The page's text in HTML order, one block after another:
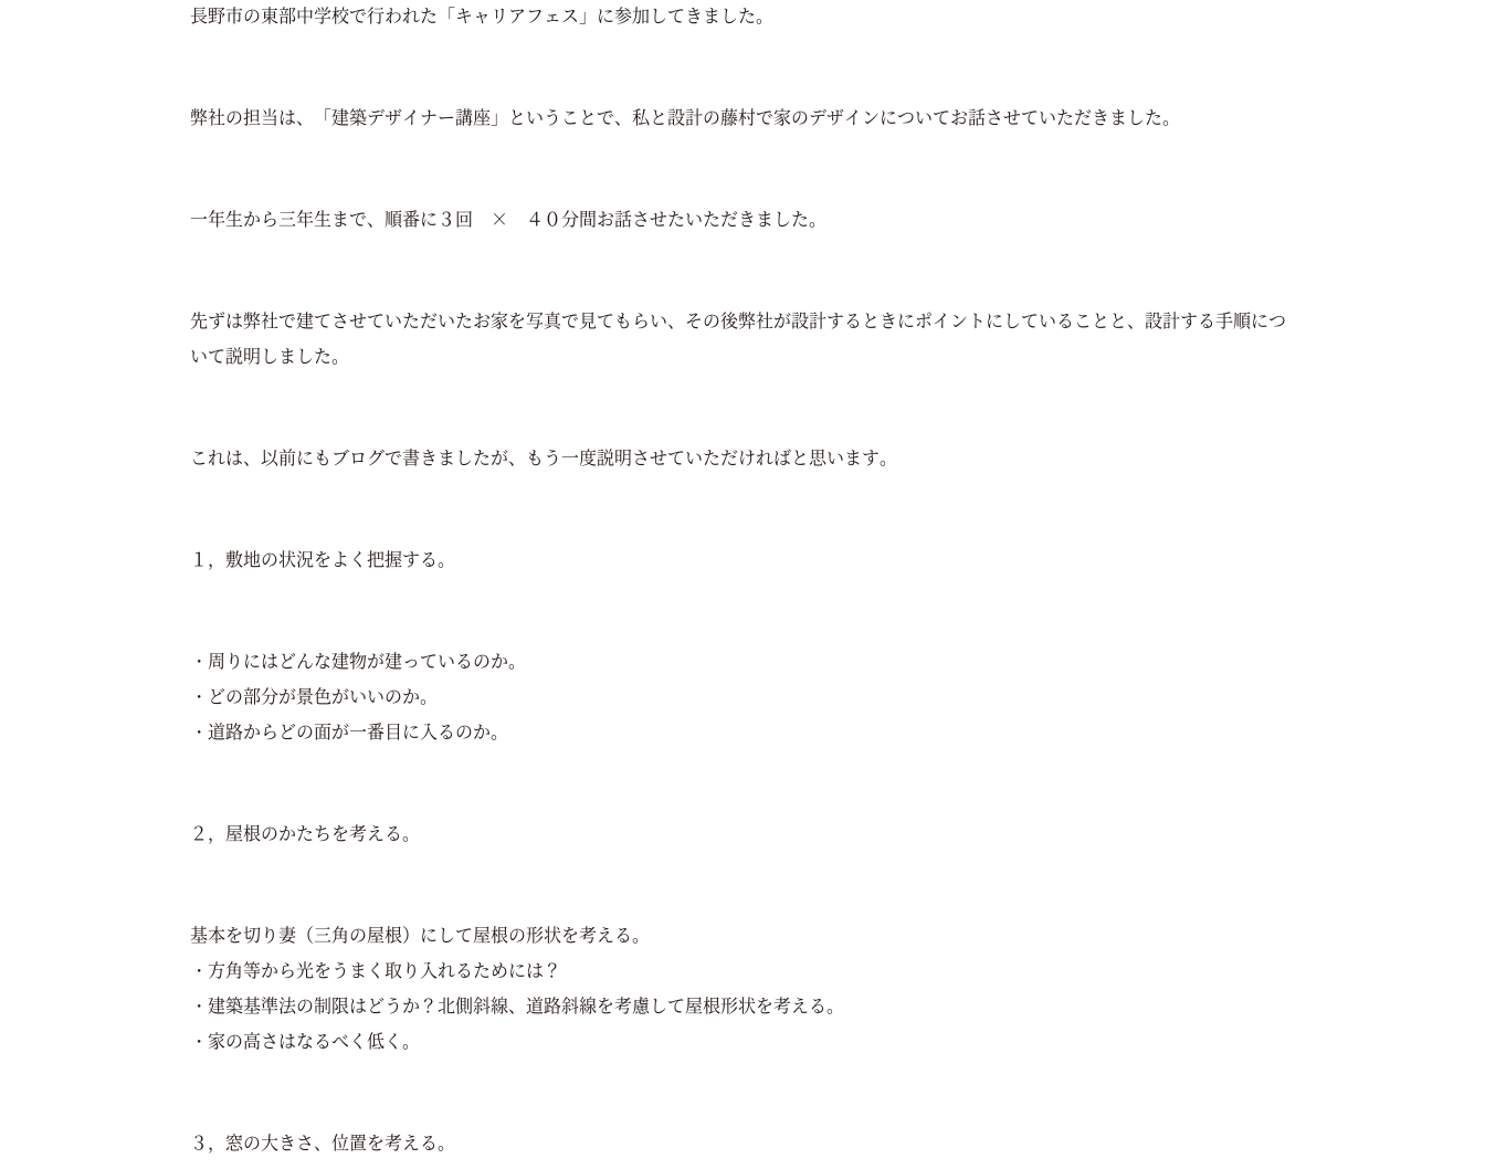
長野市の東部中学校で行われた「キャリアフェス」に参加してきました。
弊社の担当は、「建築デザイナー講座」ということで、私と設計の藤村で家のデザインについてお話させていただきました。
一年生から三年生まで、順番に３回 × ４０分間お話させたいただきました。
先ずは弊社で建てさせていただいたお家を写真で見てもらい、その後弊社が設計するときにポイントにしていることと、設計する手順につ
いて説明しました。
これは、以前にもブログで書きましたが、もう一度説明させていただければと思います。
１，敷地の状況をよく把握する。
・周りにはどんな建物が建っているのか。
・どの部分が景色がいいのか。
・道路からどの面が一番目に入るのか。
２，屋根のかたちを考える。
基本を切り妻（三角の屋根）にして屋根の形状を考える。
・方角等から光をうまく取り入れるためには？
・建築基準法の制限はどうか？北側斜線、道路斜線を考慮して屋根形状を考える。
・家の高さはなるべく低く。
３，窓の大きさ、位置を考える。